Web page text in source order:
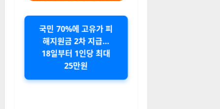
국민 70%에 고유가 피
해지원금 2차 지급…
18일부터 1인당 최대
25만원